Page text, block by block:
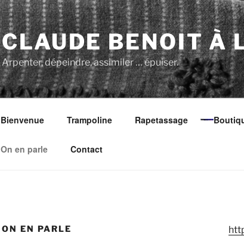
CLAUDE BENOIT À
Arpenter, dépeindre, assimiler … épuiser.
Bienvenue Trampoline Rapetassage
On en parle Contact
ON EN PARLE